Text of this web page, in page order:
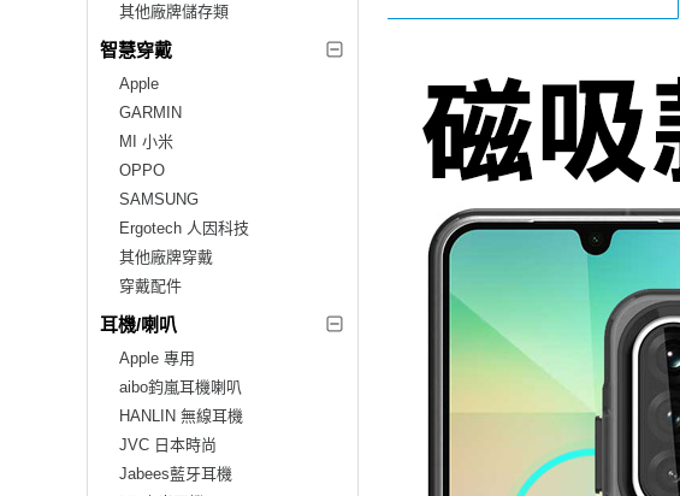
其他廠牌儲存類
智慧穿戴
Apple
GARMIN
MI 小米
OPPO
SAMSUNG
Ergotech 人因科技
其他廠牌穿戴
穿戴配件
耳機/喇叭
Apple 專用
aibo鈞嵐耳機喇叭
HANLIN 無線耳機
JVC 日本時尚
Jabees藍牙耳機